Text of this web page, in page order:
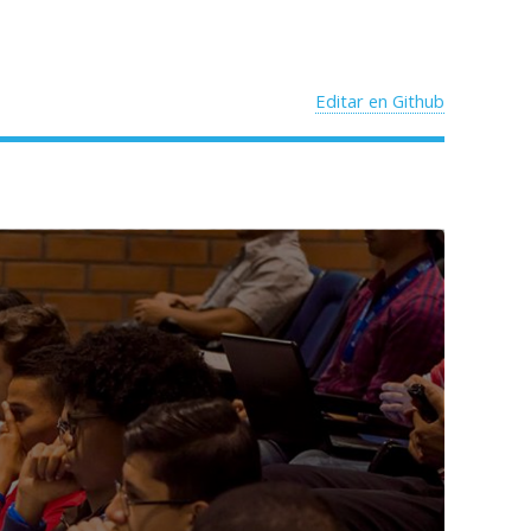
Editar en Github